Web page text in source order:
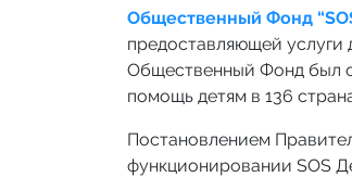
Общественный Фонд
предоставляющей услуги
Общественный Фонд был
помощь детям в 136
Постановлением
функционировании SOS